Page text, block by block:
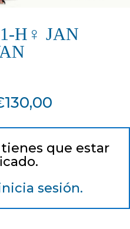
H♀ JAN
130,00
que estar
sesión.